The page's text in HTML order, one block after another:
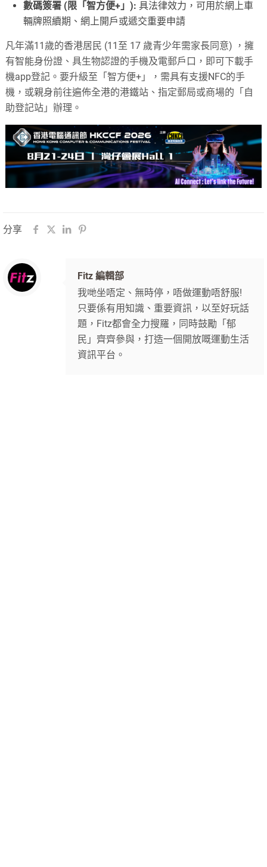
數碼簽署 (限「智方便+」):具法律效力，可用於網上車
輛牌照續期、網上開戶或遞交重要申請
凡年滿11歲的香港居民 (11至 17 歲青少年需家長同意) ，擁
有智能身份證、具生物認證的手機及電郵戶口，即可下載手
機app登記。要升級至「智方便+」，需具有支援NFC的手
機，或親身前往遍佈全港的港鐵站、指定郵局或商場的「自
助登記站」辦理。
分享
Fitz 編輯部
我哋坐唔定、無時停，唔做運動唔舒服!
只要係有用知識、重要資訊，以至好玩話
題，Fitz都會全力搜羅，同時鼓勵「郁
民」齊齊參與，打造一個開放嘅運動生活
資訊平台。